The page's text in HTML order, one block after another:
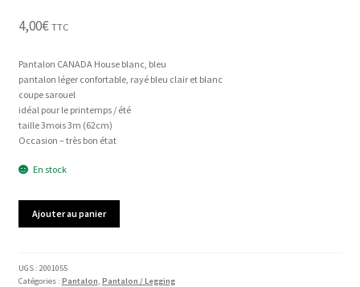
4,00€ TTC
Pantalon CANADA House blanc, bleu
pantalon léger confortable, rayé bleu clair et blanc
coupe sarouel
idéal pour le printemps / été
taille 3mois 3m (62cm)
Occasion – très bon état
En stock
House
Ajouter au panier
UGS : 2001055
Catégories : Pantalon, Pantalon / Legging